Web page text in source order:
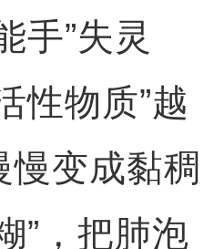
手”失灵
性物质”越
变成黏稠
”，把肺泡